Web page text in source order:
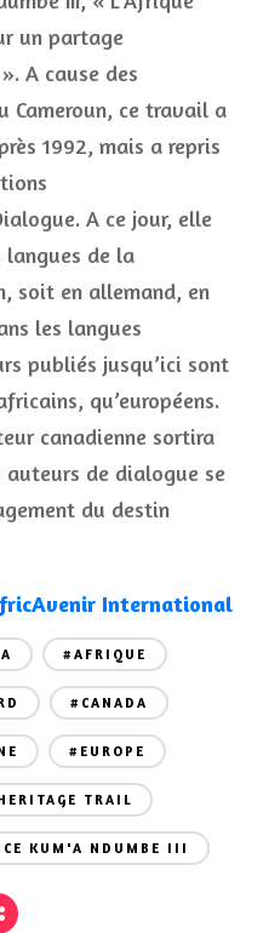
un partage
A cause des
Cameroun, ce travail a
1992, mais a repris
A ce jour, elle
langues de la
soit en allemand, en
les langues
publiés jusqu’ici sont
qu’européens.
canadienne sortira
auteurs de dialogue se
du destin
International
#AFRIQUE
#CANADA
#EUROPE
TRAIL
KUM'A NDUMBE III